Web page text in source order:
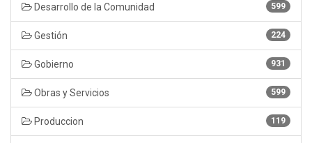
599
Desarrollo de la Comunidad
224
Gestión
931
Gobierno
599
Obras y Servicios
119
Produccion